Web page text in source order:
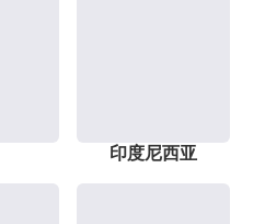
印度尼西亚